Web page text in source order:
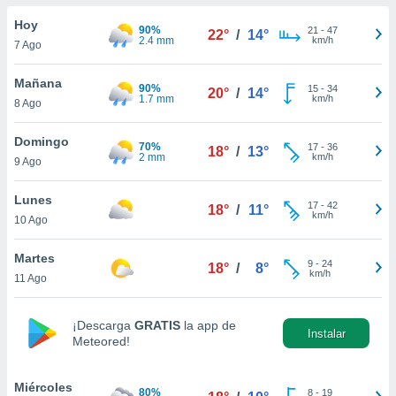
en
y
cookies
de
Hoy
7 Ago
90%
2.4 mm
22° / 14° 21 - 47
km/h
Mañana
8 Ago
90%
1.7 mm
20° / 14° 15- 34
km/h
Domingo
9 Ago
70%
2 mm
18° / 13° 17- 36
km/h
Lunes
10 Ago
18° / 11° 17- 42
km/h
Martes
11 Ago
18° / 8° 9- 24
km/h
¡Descarga GRATIS la app de
Meteored!
Instalar
Miércoles
80%
8- 19